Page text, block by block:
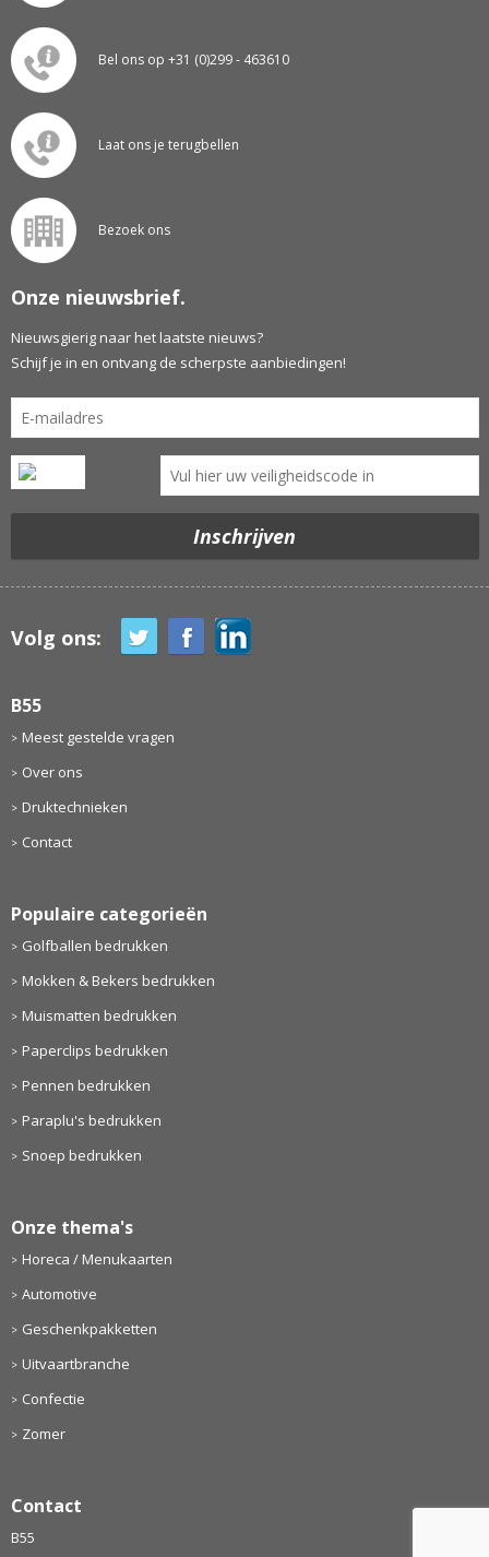
Bel ons op +31 (0)299 - 463610
Laat ons je terugbellen
Bezoek ons
Onze nieuwsbrief.
Nieuwsgierig naar het laatste nieuws?
Schijf je in en ontvang de scherpste aanbiedingen!
Volg ons:
B55
Meest gestelde vragen
Over ons
Druktechnieken
Contact
Populaire categorieën
Golfballen bedrukken
Mokken & Bekers bedrukken
Muismatten bedrukken
Paperclips bedrukken
Pennen bedrukken
Paraplu's bedrukken
Snoep bedrukken
Onze thema's
Horeca / Menukaarten
Automotive
Geschenkpakketten
Uitvaartbranche
Confectie
Zomer
Contact
B55